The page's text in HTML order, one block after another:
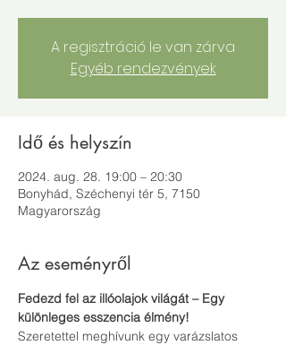
A regisztráció le van zárva
Egyéb rendezvények
Idő és helyszín
2024. aug. 28. 19:00 – 20:30
Bonyhád, Széchenyi tér 5, 7150
Magyarország
Az eseményről
Fedezd fel az illóolajok világát – Egy
különleges esszencia élmény!
Szeretettel meghívunk egy varázslatos